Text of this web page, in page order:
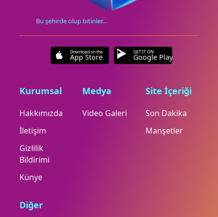
Bu şehirde olup bitinler...
Download on the
App Store
GET IT ON
Google Play
Kurumsal
Hakkımızda
İletişim
Gizlilik
Bildirimi
Künye
Medya
Video Galeri
Site İçeriği
Son Dakika
Manşetler
Diğer